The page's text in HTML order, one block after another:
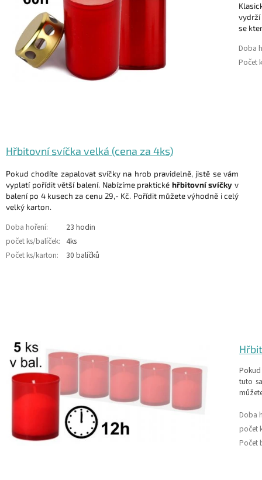
se
Doba
Počet
Hřbitovní svíčka velká (cena za 4ks)
Pokud chodíte zapalovat svíčky na hrob pravidelně, jistě se vám
vyplatí pořídit větší balení. Nabízíme praktické hřbitovní svíčky v
balení po 4 kusech za cenu 29,- Kč. Pořídit můžete výhodně i celý
velký karton.
Doba hoření:
23 hodin
počet ks/balíček: 4ks
Počet ks/karton:
30 balíčků
tuto
Doba
počet
Počet